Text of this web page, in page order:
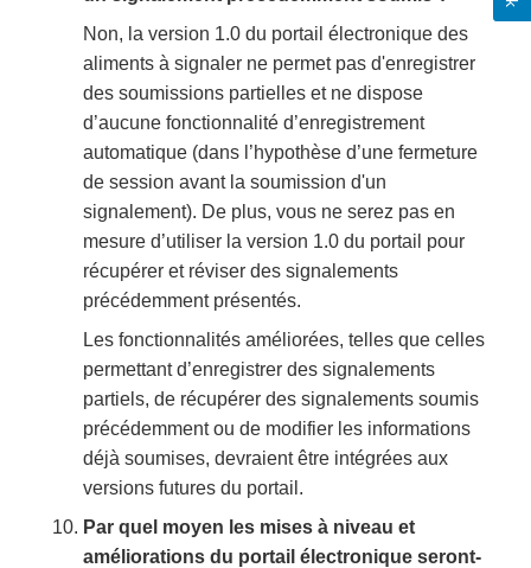
Non, la version 1.0 du portail électronique des
aliments à signaler ne permet pas d'enregistrer
des soumissions partielles et ne dispose
d’aucune fonctionnalité d’enregistrement
automatique (dans l’hypothèse d’une fermeture
de session avant la soumission d'un
signalement). De plus, vous ne serez pas en
mesure d’utiliser la version 1.0 du portail pour
récupérer et réviser des signalements
précédemment présentés.
Les fonctionnalités améliorées, telles que celles
permettant d’enregistrer des signalements
partiels, de récupérer des signalements soumis
précédemment ou de modifier les informations
déjà soumises, devraient être intégrées aux
versions futures du portail.
Par quel moyen les mises à niveau et
améliorations du portail électronique seront-